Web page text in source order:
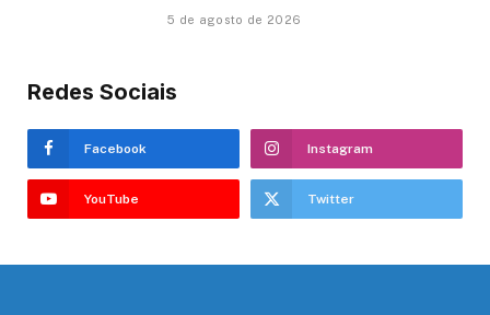
5 de agosto de 2026
Redes Sociais
Facebook Instagram
YouTube Twitter